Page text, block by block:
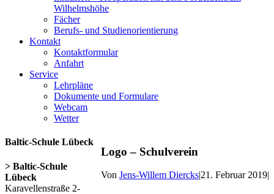
Wilhelmshöhe
Fächer
Berufs- und Studienorientierung
Kontakt
Kontaktformular
Anfahrt
Service
Lehrpläne
Dokumente und Formulare
Webcam
Wetter
Logo – Schulverein
Von Jens-Willem Diercks|21. Februar 2019|
Baltic-Schule Lübeck
> Baltic-Schule
Lübeck
Karavellenstraße 2-